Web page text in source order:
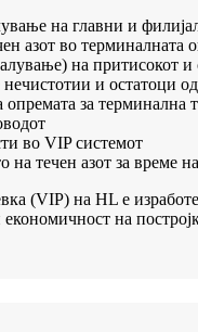
на главни и
азот во терминалната
на притисокот и
и остатоци од
за терминална
во VIP системот
на течен азот за време
(VIP) на HL е
на